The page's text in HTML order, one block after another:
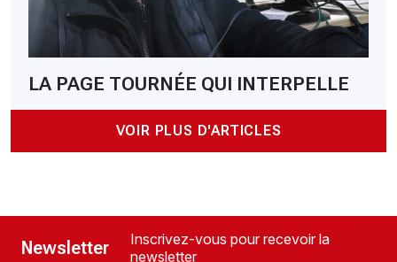
LA PAGE TOURNÉE QUI INTERPELLE
VOIR PLUS D'ARTICLES
Newsletter
Inscrivez-vous pour recevoir la
newsletter